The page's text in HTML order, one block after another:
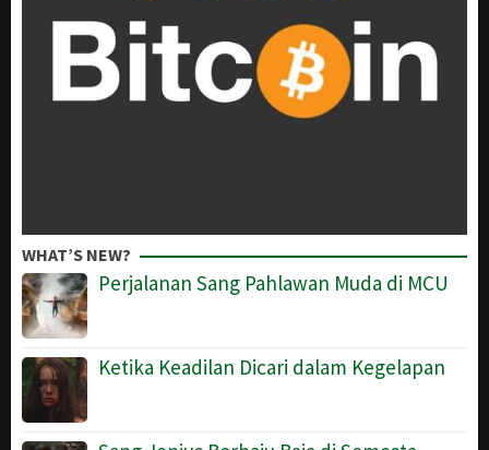
WHAT’S NEW?
Perjalanan Sang Pahlawan Muda di MCU
Ketika Keadilan Dicari dalam Kegelapan